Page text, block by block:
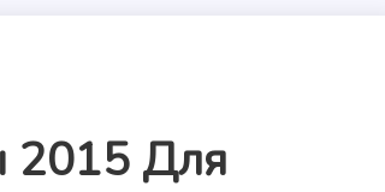
2015 Для